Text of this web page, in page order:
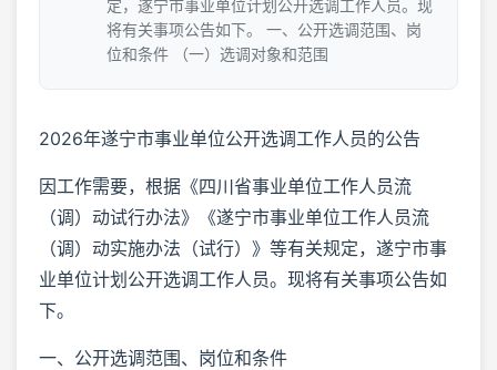
定，遂宁市事业单位计划公开选调工作人员。现
将有关事项公告如下。 一、公开选调范围、岗
位和条件 （一）选调对象和范围
2026年遂宁市事业单位公开选调工作人员的公告
因工作需要，根据《四川省事业单位工作人员流
（调）动试行办法》《遂宁市事业单位工作人员流
（调）动实施办法（试行）》等有关规定，遂宁市事
业单位计划公开选调工作人员。现将有关事项公告如
下。
一、公开选调范围、岗位和条件